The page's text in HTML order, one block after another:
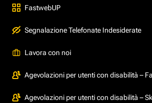
FastwebUP
Segnalazione Telefonate Indesiderate
Lavora con noi
Agevolazioni per utenti con disabilità –
Agevolazioni per utenti con disabilità –